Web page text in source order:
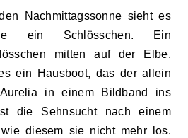
Nachmittagssonne sieht es
ein Schlösschen. Ein
mitten auf der Elbe.
ein Hausboot, das der allein
in einem Bildband ins
die Sehnsucht nach einem
diesem sie nicht mehr los.